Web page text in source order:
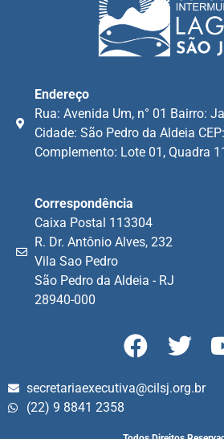
Endereço
Rua: Avenida Um, n° 01 Bairro:
Cidade: São Pedro da Aldeia
Complemento: Lote 01, Quadra
Correspondência
Caixa Postal 113304
R. Dr. Antônio Alves, 232
Vila Sao Pedro
São Pedro da Aldeia - RJ
28940-000
secretariaexecutiva@cilsj.org.br
(22) 9 8841 2358